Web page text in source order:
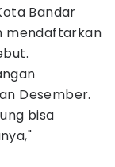
Bandar
mendaftarkan
Desember.
bisa